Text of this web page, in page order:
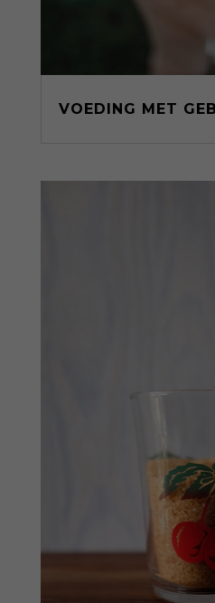
VOEDING MET